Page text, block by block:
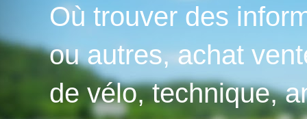
Où trouver des
ou autres, achat
de vélo, technique,